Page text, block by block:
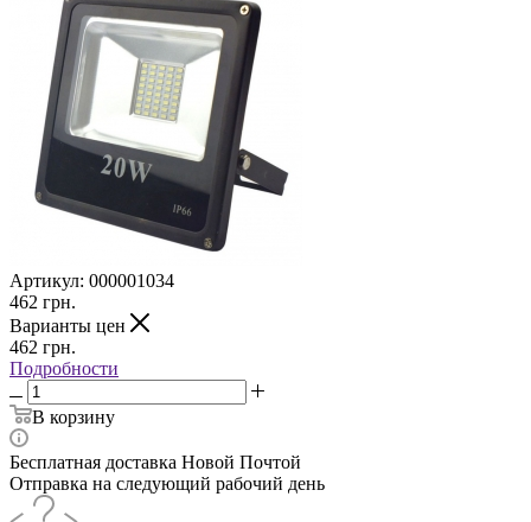
Артикул: 000001034
462 грн.
Варианты цен
462 грн.
Подробности
В корзину
Бесплатная доставка Новой Почтой
Отправка на следующий рабочий день